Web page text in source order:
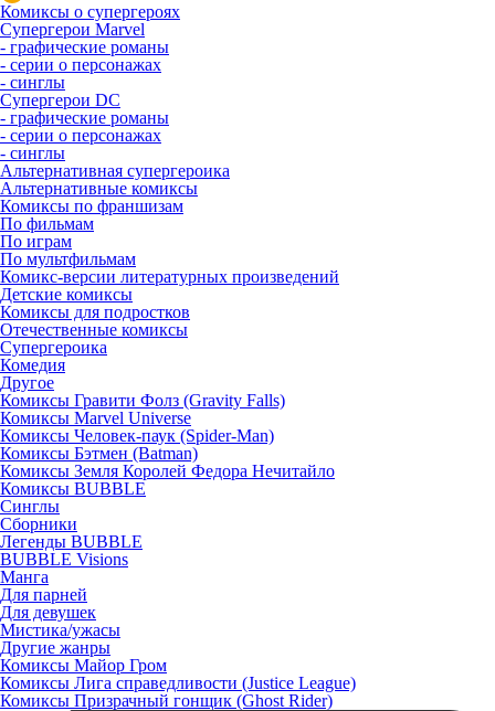
Комиксы о супергероях
Супергерои Marvel
- графические романы
- серии о персонажах
- синглы
Супергерои DC
- графические романы
- серии о персонажах
- синглы
Альтернативная супергероика
Альтернативные комиксы
Комиксы по франшизам
По фильмам
По играм
По мультфильмам
Комикс-версии литературных произведений
Детские комиксы
Комиксы для подростков
Отечественные комиксы
Супергероика
Комедия
Другое
Комиксы Гравити Фолз (Gravity Falls)
Комиксы Marvel Universe
Комиксы Человек-паук (Spider-Man)
Комиксы Бэтмен (Batman)
Комиксы Земля Королей Федора Нечитайло
Комиксы BUBBLE
Синглы
Сборники
Легенды BUBBLE
BUBBLE Visions
Манга
Для парней
Для девушек
Мистика/ужасы
Другие жанры
Комиксы Майор Гром
Комиксы Лига справедливости (Justice League)
Комиксы Призрачный гонщик (Ghost Rider)